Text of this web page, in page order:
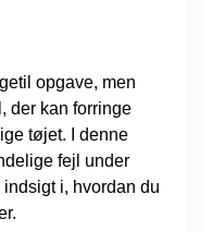
opgave, men
der kan forringe
tøjet. I denne
fejl under
i, hvordan du